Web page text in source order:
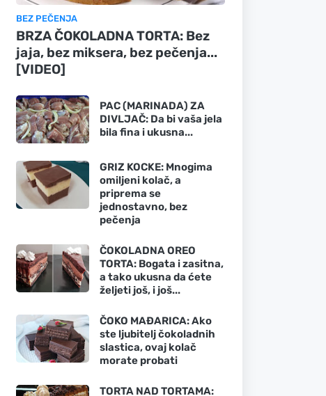
BEZ PEČENJA
BRZA ČOKOLADNA TORTA: Bez
jaja, bez miksera, bez pečenja...
[VIDEO]
PAC (MARINADA) ZA
DIVLJAČ: Da bi vaša jela
bila fina i ukusna...
GRIZ KOCKE: Mnogima
omiljeni kolač, a
priprema se
jednostavno, bez
pečenja
ČOKOLADNA OREO
TORTA: Bogata i zasitna,
a tako ukusna da ćete
željeti još, i još...
ČOKO MAĐARICA: Ako
ste ljubitelj čokoladnih
slastica, ovaj kolač
morate probati
TORTA NAD TORTAMA: